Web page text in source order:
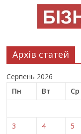
Архів статей
Серпень 2026
Пн
Вт Ср
3
4 5